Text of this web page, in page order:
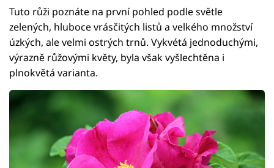
Tuto růži poznáte na první pohled podle světle
zelených, hluboce vrásčitých listů a velkého množství
úzkých, ale velmi ostrých trnů. Vykvétá jednoduchými,
výrazně růžovými květy, byla však vyšlechtěna i
plnokvětá varianta.